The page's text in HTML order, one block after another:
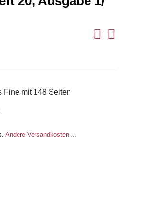
Fine mit 148 Seiten
Andere Versandkosten ...